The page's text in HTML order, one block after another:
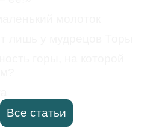
Все статьи